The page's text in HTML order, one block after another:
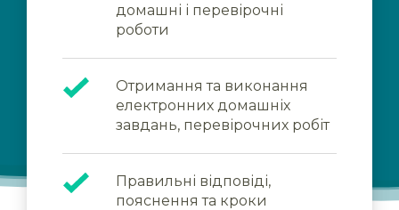
домашні і перевірочні
роботи
Отримання та виконання
електронних домашніх
завдань, перевірочних робіт
Правильні відповіді,
пояснення та кроки